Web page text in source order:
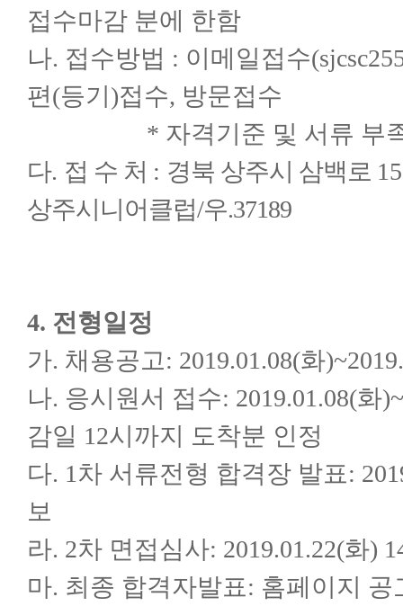
접수마감 분에 한함
나. 접수방법 : 이메일접수
편(등기 )접수, 방문접수
* 자격기준 및 서류 부족/
다. 접 수 처 : 경북 상주시 삼백로
상주시니어클럽/우.37189
4. 전형일정
가. 채용공고: 2019.01.08(화
나. 응시원서 접수: 2019.01.08(화
감일 12시까지 도착분 인정
다. 1차 서류전형 합격장 발표:
보
라. 2차 면접심사: 2019.01.22(화)
마. 최종 합격자발표: 홈페이지 공